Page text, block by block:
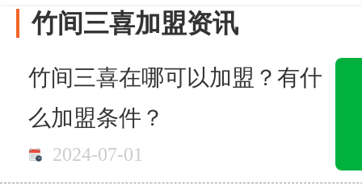
竹间三喜加盟资讯
竹间三喜在哪可以加盟？有什
么加盟条件？
2024-07-01